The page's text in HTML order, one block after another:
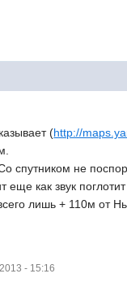
(http://
спутником не
как звук
лишь + 110м от
- 15:16